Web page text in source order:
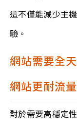
這不僅能減少主
驗。
網站需要全
網站更耐流
對於需要高穩定